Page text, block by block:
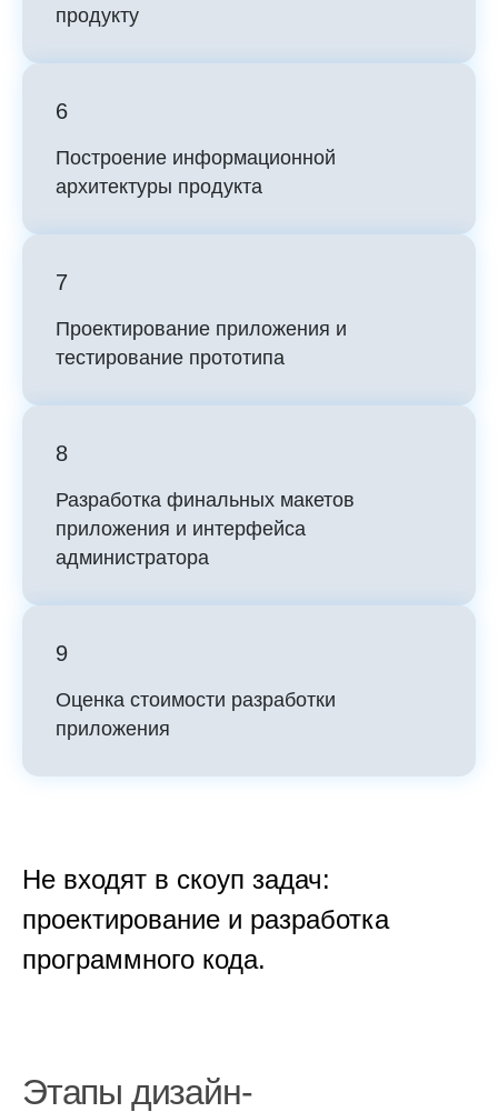
продукту
6
Построение информационной
архитектуры продукта
7
Проектирование приложения и
тестирование прототипа
8
Разработка финальных макетов
приложения и интерфейса
администратора
9
Оценка стоимости разработки
приложения
Не входят в скоуп задач:
проектирование и разработка
программного кода.
Этапы дизайн-